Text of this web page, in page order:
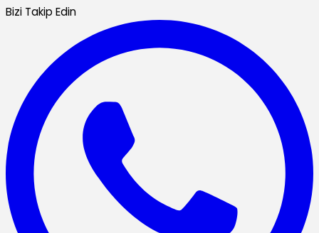
Bizi Takip Edin